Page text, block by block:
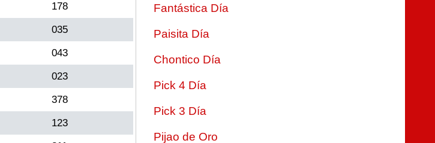
178
035
043
023
378
123
Fantástica Día
Paisita Día
Chontico Día
Pick 4 Día
Pick 3 Día
Pijao de Oro